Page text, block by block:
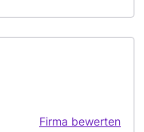
Firma bewerten